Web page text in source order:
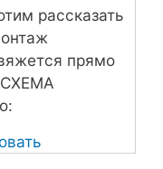
рассказать
прямо
СХЕМА